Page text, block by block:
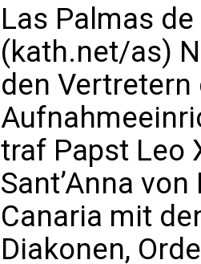
Las Palmas
(kath.net/as)
den Vertretern
traf Papst Leo
Sant’Anna
Canaria mit
Diakonen,